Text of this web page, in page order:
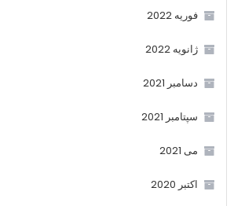
فوریه 2022
ژانویه 2022
دسامبر 2021
سپتامبر 2021
می 2021
اکتبر 2020